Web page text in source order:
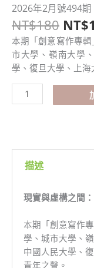
2026年2月號494期
NT$180
原
始
價
格：
NT$
本期「創意寫作專
市大學、嶺南大學
學、復旦大學、上海
2026
年
2
月
號
數
描述
現實與虛構之間
本期「創意寫作
學、城市大學、
中國人民大學、
青年之聲。